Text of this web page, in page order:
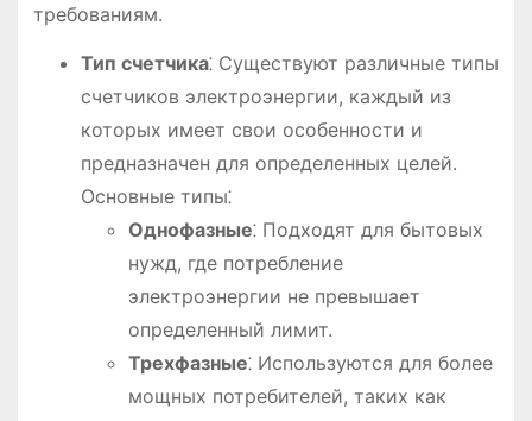
требованиям.
Тип счетчика⁚ Существуют различные типы
счетчиков электроэнергии, каждый из
которых имеет свои особенности и
предназначен для определенных целей.
Основные типы⁚
Однофазные⁚ Подходят для бытовых
нужд, где потребление
электроэнергии не превышает
определенный лимит.
Трехфазные⁚ Используются для более
мощных потребителей, таких как